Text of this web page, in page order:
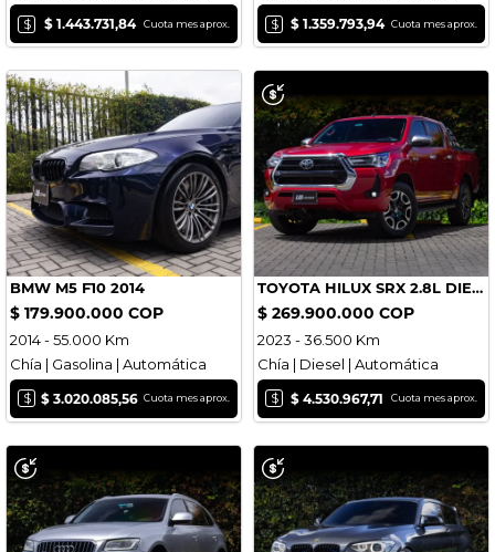
$ $ 1.443.731,84 Cuota mes aprox. $ $ 1.359.793,94 Cuota mes aprox.
BMW M5 F10 2014
$ 179.900.000 COP
2014 - 55.000 Km
Chía | Gasolina | Automática
$ $ 3.020.085,56 Cuota mes aprox.
TOYOTA HILUX SRX 2.8L DIESEL 2023
$ 269.900.000 COP
2023 - 36.500 Km
Chía | Diesel | Automática
$ $ 4.530.967,71 Cuota mes aprox.